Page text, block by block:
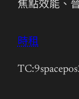
焦點效能、
時租